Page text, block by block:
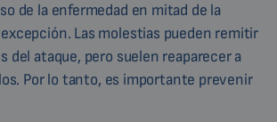
de la enfermedad en mitad de la
Las molestias pueden remitir
del ataque, pero suelen reaparecer a
Por lo tanto, es importante prevenir